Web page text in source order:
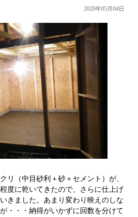
2020年05月04日
リ（中目砂利＋砂＋セメント）が、
度に乾いてきたので、さらに仕上げ
きました。あまり変わり映えのしな
・・・納得がいかずに回数を分けて